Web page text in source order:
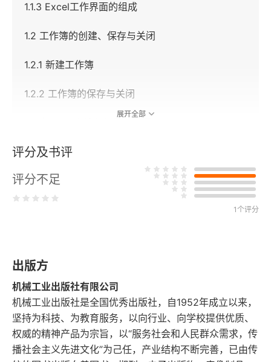
1.1.3 Excel工作界面的组成
1.2 工作簿的创建、保存与关闭
1.2.1 新建工作簿
1.2.2 工作簿的保存与关闭
1.3.1 输入数据
1.3.2 导入数据
1.4.2 选择、复制、剪切和粘贴单元格数据
1.4.3 插入单元格、行或列
1.4.4 清除或删除单元格、行或列
1.4.5 查找和替换单元格中的数据
展开全部
评分及书评
评分不足
1个评分
出版方
机械工业出版社有限公司
机械工业出版社是全国优秀出版社，自1952年成立以来，
坚持为科技、为教育服务，以向行业、向学校提供优质、
权威的精神产品为宗旨，以“服务社会和人民群众需求，传
播社会主义先进文化”为己任，产业结构不断完善，已由传